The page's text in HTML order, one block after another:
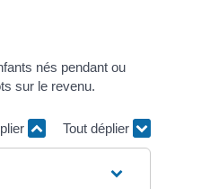
nés pendant ou
sur le revenu.
Tout déplier